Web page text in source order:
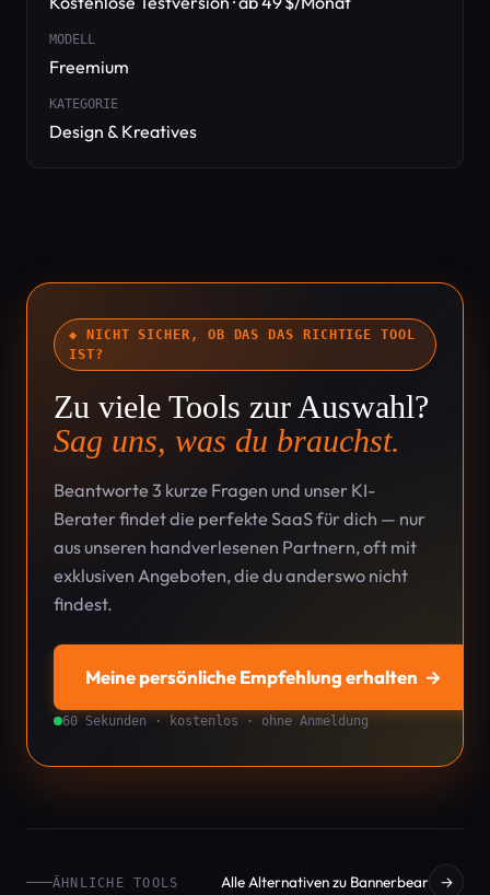
MODELL
Freemium
KATEGORIE
Design & Kreatives
◆ NICHT SICHER, OB DAS DAS RICHTIGE TOOL
IST?
Zu viele Tools zur Auswahl?
Sag uns, was du brauchst.
Beantworte 3 kurze Fragen und unser KI-
Berater findet die perfekte SaaS für dich — nur
aus unseren handverlesenen Partnern, oft mit
exklusiven Angeboten, die du anderswo nicht
findest.
Meine persönliche Empfehlung erhalten →
60 Sekunden · kostenlos · ohne Anmeldung
ÄHNLICHE TOOLS Alle Alternativen zu Bannerbear →